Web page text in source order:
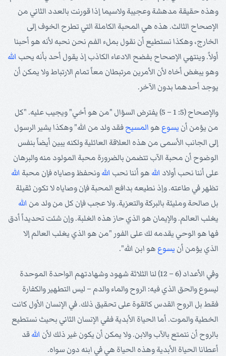
وهذه حقيقة مدهشة وعجيبة ولاسيما إذا قورنت بالعدد الثاني من
الإصحاح الثالث. هذه هي المحبة الكاملة التي تطرح الخوف إلى
الخارج، وهكذا نستطيع أن نقول بملء الفم نحن نحبه لأنه هو أحبنا
أولاً. وينتهي الإصحاح بفضح الادعاء الكاذب إذ يقول أحد بأنه يحب الله
وهو يبغض أخاه لأن الأمرين مرتبطان معاً تمام الارتباط ولا يمكن أن
يوجد أحدهما بدون الآخر.
والإصحاح (5: 1 – 5) يفترض السؤال "من هو أخي" ويجيب عليه. "كل
من يؤمن أن يسوع هو المسيحفقد ولد من الله" وهكذا يشير الرسول
إلى الجانب الأسمى من هذه العلاقة العائلية ولكنه يبين أيضاً بنفس
الوضوح أن محبة الآب تتضمن بالضرورة محبة المولود منه والبرهان
على أننا نحب أولاد الله هو أننا نحب اللهونحفظ وصاياه فإن محبة الله
تظهر في طاعته. وإذ نطيعه بدافع المحبة فإن وصاياه لا تكون ثقيلة
بل صالحة ومليئة بالبركة والتعزية. ولا عجب فإن كل من ولد من الله
يغلب العالم. والإيمان هو الذي حاز هذه الغلبة. وإن شئت تحديداً أدق
فها هو الوحي يقدمه لك على الفور "من هو الذي يغلب العالم إلا
الذي يؤمن أن يسوع هو ابن الله".
وفي الأعداد (6 – 12) لنا الثلاثة شهود وشهادتهم الواحدة الموحدة
ليسوع والحق الذي فيه: الروح والماء والدم – ليس التطهير والكفارة
فقط بل الروح القدس كالقوة على تحقيق ذلك. في الإنسان الأول كانت
الخطية والموت. أما الحياة الأبدية ففي الإنسان الثاني بحيث نستطيع
بالروح أن نتمتع بالآب والابن. ولا يمكن أن يكون غير ذلك لأن اللهقد
أعطانا الحياة الأبدية وهذه الحياة هي في ابنه دون سواه.